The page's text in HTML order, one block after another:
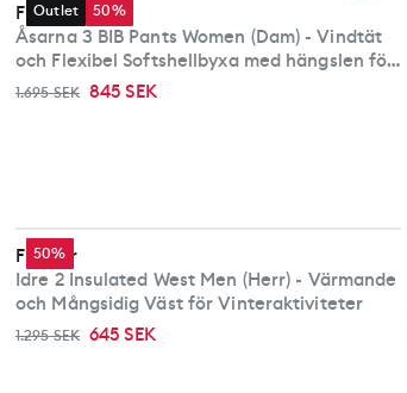
Outlet 50%
Fischer
Åsarna 3 BIB Pants Women (Dam) - Vindtät
och Flexibel Softshellbyxa med hängslen för
längdskidåkning
1.695 SEK 845 SEK
50%
Fischer
Idre 2 Insulated West Men (Herr) - Värmande
och Mångsidig Väst för Vinteraktiviteter
1.295 SEK 645 SEK